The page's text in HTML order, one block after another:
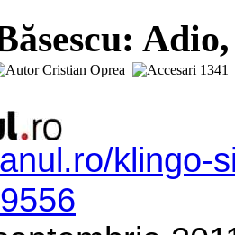
Cristian Oprea 1341
klingo-